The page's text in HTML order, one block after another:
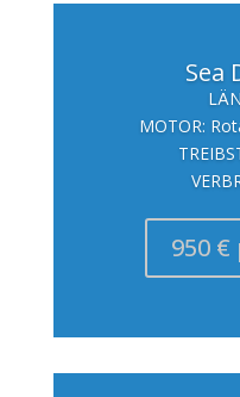
Sea
MOTOR:
950